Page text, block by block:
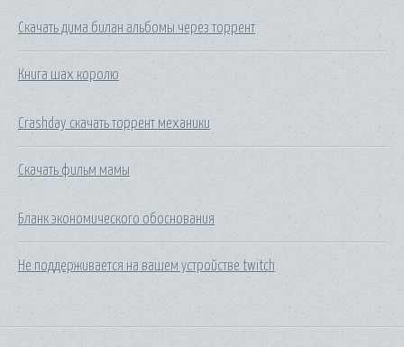
Скачать дима билан альбомы через торрент
Книга шах королю
Crashday скачать торрент механики
Скачать фильм мамы
Бланк экономического обоснования
Не поддерживается на вашем устройстве twitch